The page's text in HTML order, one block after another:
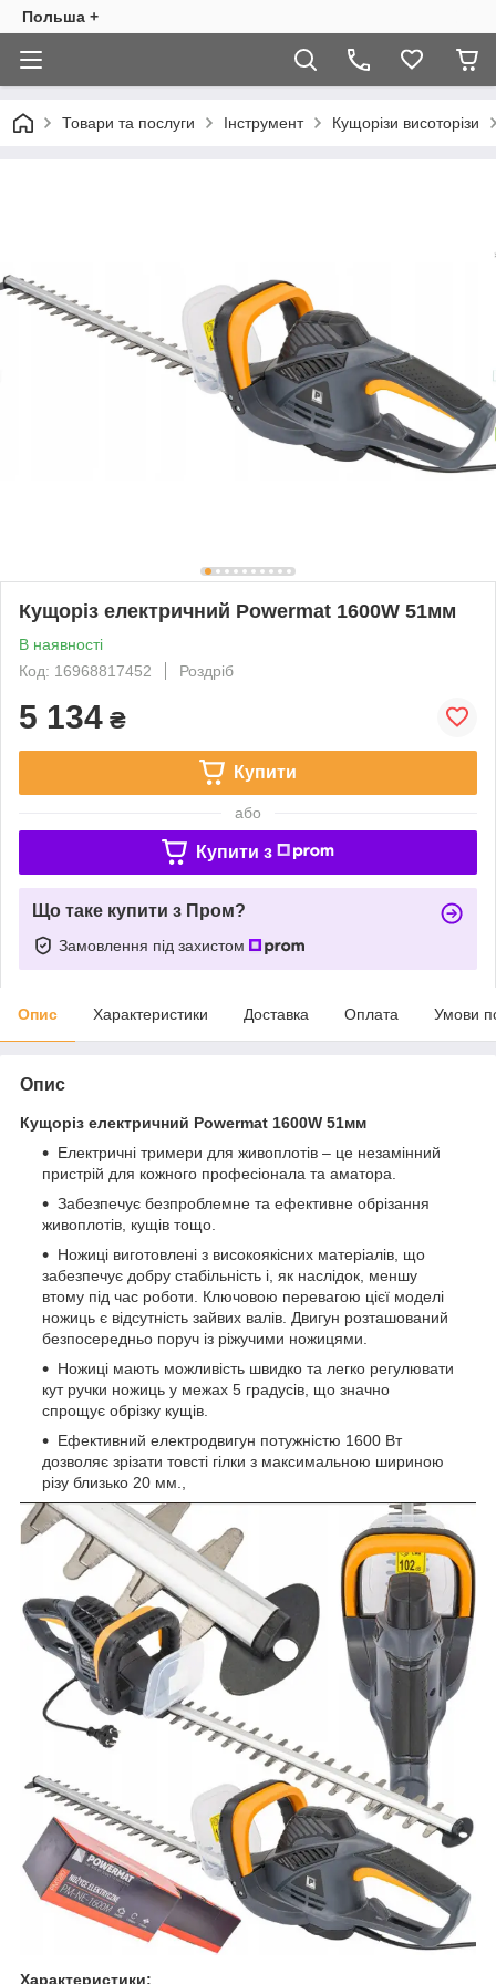
Польша +
Товари та послуги Інструмент Кущорізи висоторізи
Кущоріз електричний Powermat 1600W 51мм
В наявності
Код: 16968817452
Роздріб
5 134 ₴
Купити
або
Купити з
Що таке купити з Пром?
Замовлення під захистом
Опис Характеристики Доставка Оплата Умови
Опис
Кущоріз електричний Powermat 1600W 51мм
Електричні тримери для живоплотів – це незамінний
пристрій для кожного професіонала та аматора.
Забезпечує безпроблемне та ефективне обрізання
живоплотів, кущів тощо.
Ножиці виготовлені з високоякісних матеріалів, що
забезпечує добру стабільність і, як наслідок, меншу
втому під час роботи. Ключовою перевагою цієї моделі
ножиць є відсутність зайвих валів. Двигун розташований
безпосередньо поруч із ріжучими ножицями.
Ножиці мають можливість швидко та легко регулювати
кут ручки ножиць у межах 5 градусів, що значно
спрощує обрізку кущів.
Ефективний електродвигун потужністю 1600 Вт
дозволяє зрізати товсті гілки з максимальною шириною
різу близько 20 мм.,
Характеристики: